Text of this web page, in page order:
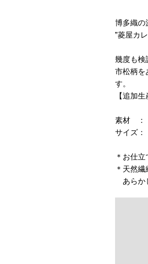
博多織の
”菱屋カ
幾度も検
市松柄を
す。
【追加
素材
サイズ
＊お仕
＊天然
あらか